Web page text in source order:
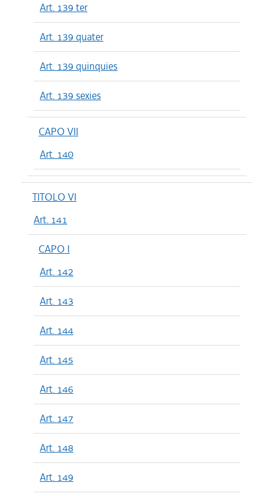
Art. 139 ter
Art. 139 quater
Art. 139 quinquies
Art. 139 sexies
CAPO VII
Art. 140
TITOLO VI
Art. 141
CAPO I
Art. 142
Art. 143
Art. 144
Art. 145
Art. 146
Art. 147
Art. 148
Art. 149